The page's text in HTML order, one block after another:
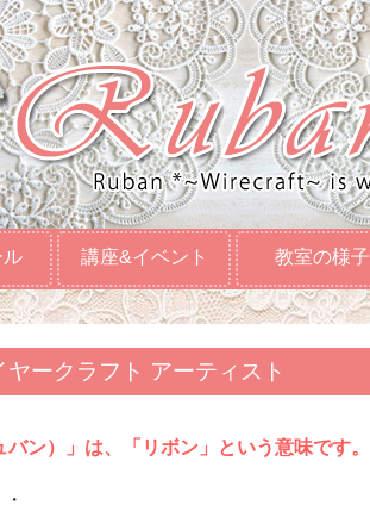
ル 講座&イベント 教室の様子
ークラフト アーティスト
ン）」は、「リボン」という意味です。